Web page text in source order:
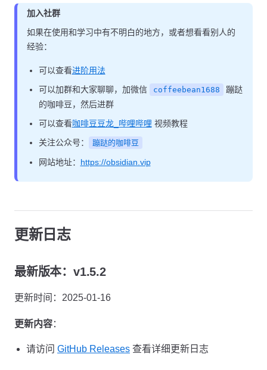
加入社群
如果在使用和学习中有不明白的地方，或者想看看别人的
经验：
可以查看进阶用法
可以加群和大家聊聊，加微信
coffeebean1688
蹦跶
的咖啡豆，然后进群
可以查看咖啡豆豆龙_哔哩哔哩 视频教程
关注公众号：
蹦跶的咖啡豆
网站地址： https://obsidian.vip
更新日志
最新版本：v1.5.2
更新时间：2025-01-16
更新内容：
请访问 GitHub Releases 查看详细更新日志